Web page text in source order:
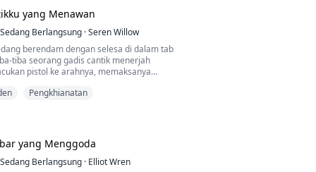
kepada Yvette, "Kenapa perkahwinan
"Kerana menjadi balu."
dirinya lagi, Albert melangkah ke
Yvette ke dinding: "Yvette, adakah
fikir saya sudah mati?"
kata-kataku.
nakal, kucing. Kau tak tahu apa yang
pada leherku semakin ketat, menyekat
3, kalau kau tak buat, aku akan koyakkan
yang Menawan
Sedang Berlangsung ·Seren Willow
berendam dengan selesa di dalam tab
tiba seorang gadis cantik menerjah
pistol ke arahnya, memaksanya
gadis cantik itu sebenarnya adalah
Pengkhianatan
yang Menggoda
Sedang Berlangsung · Elliot Wren